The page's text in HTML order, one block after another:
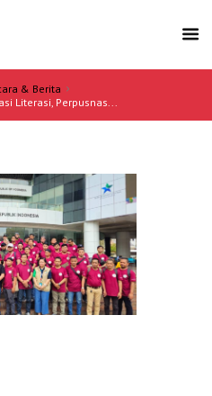
& Berita
Literasi, Perpusnas...